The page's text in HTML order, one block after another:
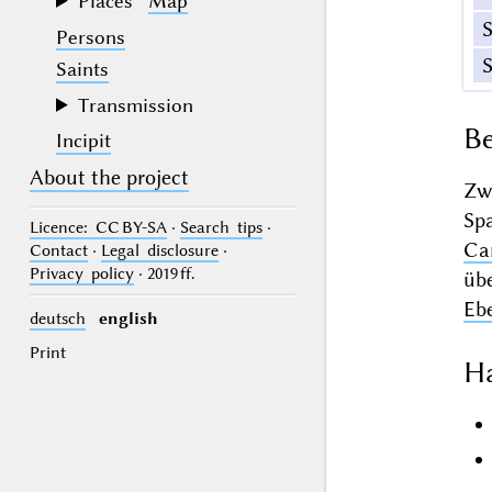
Persons
Saints
Transmission
Incipit
About the project
Licence: CC BY-SA· Search tips·
Contact· Legal disclosure·
Privacy policy· 2019 ff.
deutsch
english
Print